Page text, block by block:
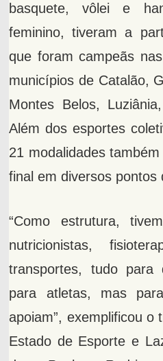
basquete, vôlei e
feminino, tiveram a
que foram campeãs
municípios de Catalão,
Montes Belos,
Além dos esportes
21 modalidades
final em diversos pontos
“Como estrutura,
nutricionistas,
transportes, tudo
para atletas, mas
apoiam”, exemplificou o
Estado de Esporte e